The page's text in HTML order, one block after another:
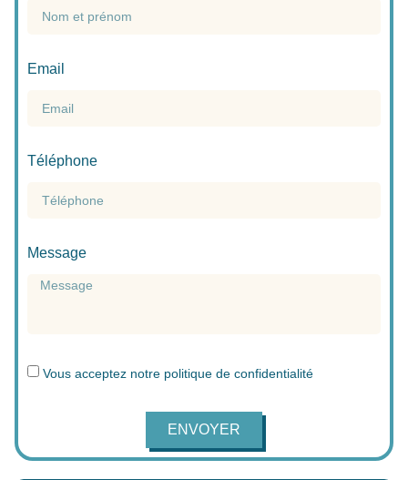
Email
Téléphone
Message
Vous acceptez notre politique de confidentialité
ENVOYER